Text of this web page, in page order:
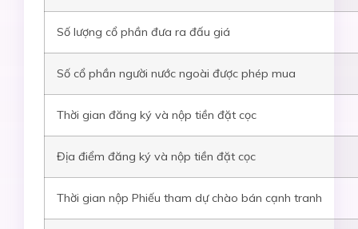
Số lượng cổ phần đưa ra đấu giá
Số cổ phần người nước ngoài được phép mua
Thời gian đăng ký và nộp tiền đặt cọc
Địa điểm đăng ký và nộp tiền đặt cọc
Thời gian nộp Phiếu tham dựchào bán cạnh tranh